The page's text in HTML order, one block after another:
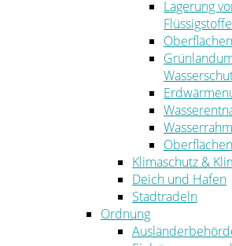
Lagerung
Klimaschutz &
Deich und Hafen
Stadtradeln
Ordnung